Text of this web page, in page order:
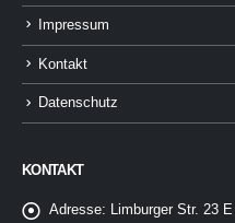
Impressum
Kontakt
Datenschutz
KONTAKT
Adresse: Limburger Str. 23